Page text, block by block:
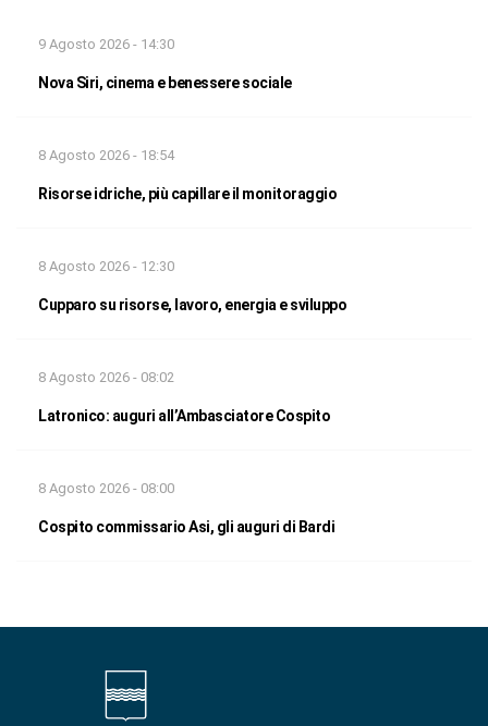
9 Agosto 2026 - 14:30
Nova Siri, cinema e benessere sociale
8 Agosto 2026 - 18:54
Risorse idriche, più capillare il monitoraggio
8 Agosto 2026 - 12:30
Cupparo su risorse, lavoro, energia e sviluppo
8 Agosto 2026 - 08:02
Latronico: auguri all’Ambasciatore Cospito
8 Agosto 2026 - 08:00
Cospito commissario Asi, gli auguri di Bardi